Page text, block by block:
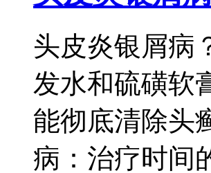
头皮炎银屑病
发水和硫磺软
能彻底清除头
病：治疗时间